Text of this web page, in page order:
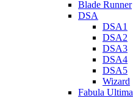
Blade Runner
DSA
DSA1
DSA2
DSA3
DSA4
DSA5
Wizard
Fabula Ultima